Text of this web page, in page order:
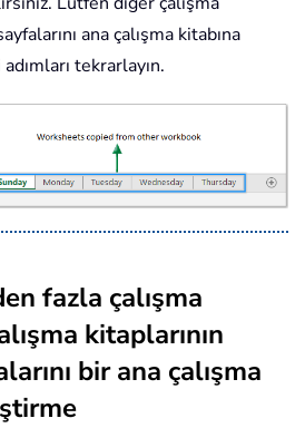
ana çalışma kitabına
tekrarlayın.
fazla çalışma
kitaplarının
bir ana çalışma